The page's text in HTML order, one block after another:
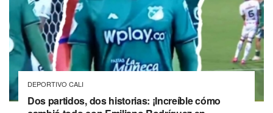
DEPORTIVO CALI
Dos partidos, dos historias: ¡Increíble cómo